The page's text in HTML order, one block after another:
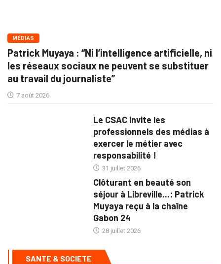
MÉDIAS
Patrick Muyaya : “Ni l’intelligence artificielle, ni
les réseaux sociaux ne peuvent se substituer
au travail du journaliste”
7 août 2026
Le CSAC invite les
professionnels des médias à
exercer le métier avec
responsabilité !
31 juillet 2026
Clôturant en beauté son
séjour à Libreville...: Patrick
Muyaya reçu à la chaîne
Gabon 24
28 juillet 2026
SANTE & SOCIETE